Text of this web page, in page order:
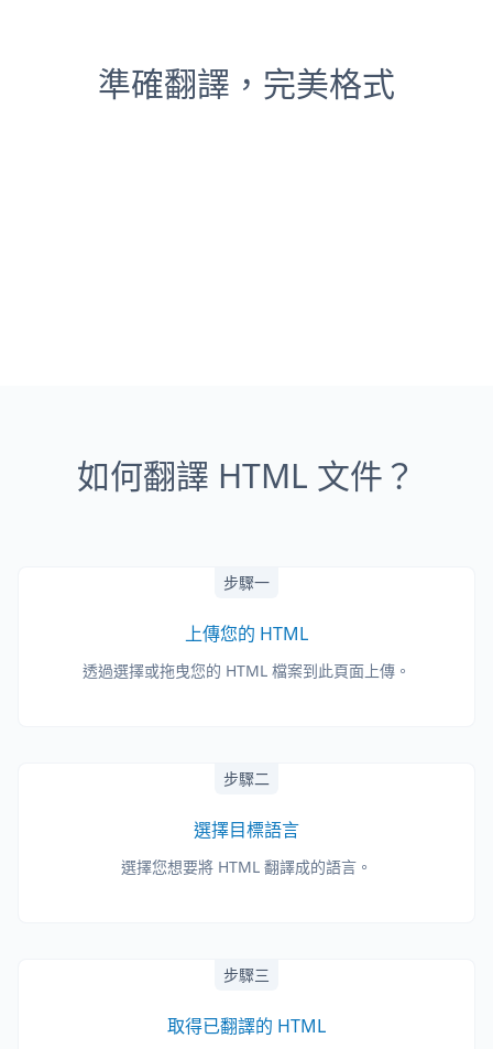
準確翻譯，完美格式
如何翻譯 HTML 文件？
步驟一
上傳您的 HTML
透過選擇或拖曳您的 HTML 檔案到此頁面上傳。
步驟二
選擇目標語言
選擇您想要將 HTML 翻譯成的語言。
步驟三
取得已翻譯的 HTML